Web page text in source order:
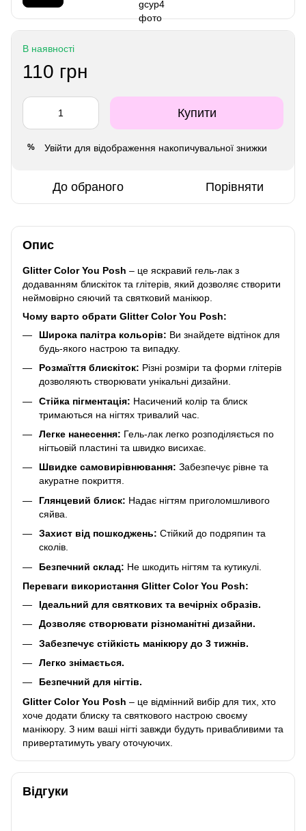
В наявності
110 грн
Купити
% Увійти для відображення накопичувальної знижки
До обраного Порівняти
Опис
Glitter Color You Posh – це яскравий гель-лак з
додаванням блискіток та глітерів, який дозволяє створити
неймовірно сяючий та святковий манікюр.
Чому варто обрати Glitter Color You Posh:
Широка палітра кольорів: Ви знайдете відтінок для
будь-якого настрою та випадку.
Розмаїття блискіток: Різні розміри та форми глітерів
дозволяють створювати унікальні дизайни.
Стійка пігментація: Насичений колір та блиск
тримаються на нігтях тривалий час.
Легке нанесення: Гель-лак легко розподіляється по
нігтьовій пластині та швидко висихає.
Швидке самовирівнювання: Забезпечує рівне та
акуратне покриття.
Глянцевий блиск: Надає нігтям приголомшливого
сяйва.
Захист від пошкоджень: Стійкий до подряпин та
сколів.
Безпечний склад: Не шкодить нігтям та кутикулі.
Переваги використання Glitter Color You Posh:
Ідеальний для святкових та вечірніх образів.
Дозволяє створювати різноманітні дизайни.
Забезпечує стійкість манікюру до 3 тижнів.
Легко знімається.
Безпечний для нігтів.
Glitter Color You Posh – це відмінний вибір для тих, хто
хоче додати блиску та святкового настрою своєму
манікюру. З ним ваші нігті завжди будуть привабливими та
привертатимуть увагу оточуючих.
Відгуки